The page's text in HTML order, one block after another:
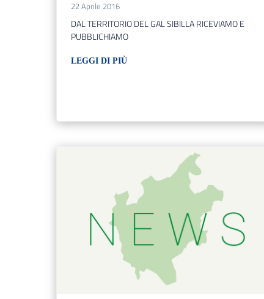
22 Aprile 2016
DAL TERRITORIO DEL GAL SIBILLA RICEVIAMO E
PUBBLICHIAMO
LEGGI DI PIÙ